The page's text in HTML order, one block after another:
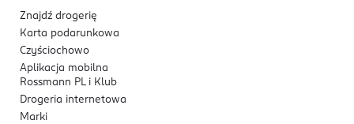
Znajdź drogerię
Karta podarunkowa
Czyściochowo
Aplikacja mobilna
Rossmann PL i Klub
Drogeria internetowa
Marki